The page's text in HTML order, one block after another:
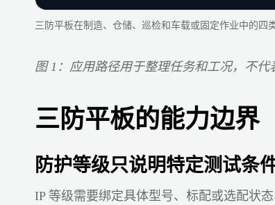
三防平板在制造、仓储、巡检和车载或固定作业中的四
图 1：应用路径用于整理任务和工况，不
三防平板的能力边界
防护等级只说明特定测试条
IP 等级需要绑定具体型号、标配或选配状